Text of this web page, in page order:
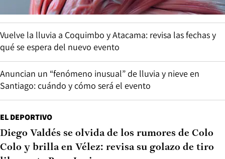
Vuelve la lluvia a Coquimbo y Atacama: revisa las fechas y
qué se espera del nuevo evento
Anuncian un “fenómeno inusual” de lluvia y nieve en
Santiago: cuándo y cómo será el evento
EL DEPORTIVO
Diego Valdés se olvida de los rumores de Colo
Colo y brilla en Vélez: revisa su golazo de tiro